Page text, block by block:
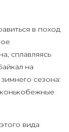
в поход
сплавляясь
на
сезона:
вида